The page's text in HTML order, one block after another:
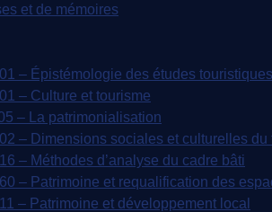
et de mémoires
– Épistémologie des études touristiques
– Culture et tourisme
– La patrimonialisation
– Dimensions sociales et culturelles du
– Méthodes d’analyse du cadre bâti
– Patrimoine et requalification des
– Patrimoine et développement local